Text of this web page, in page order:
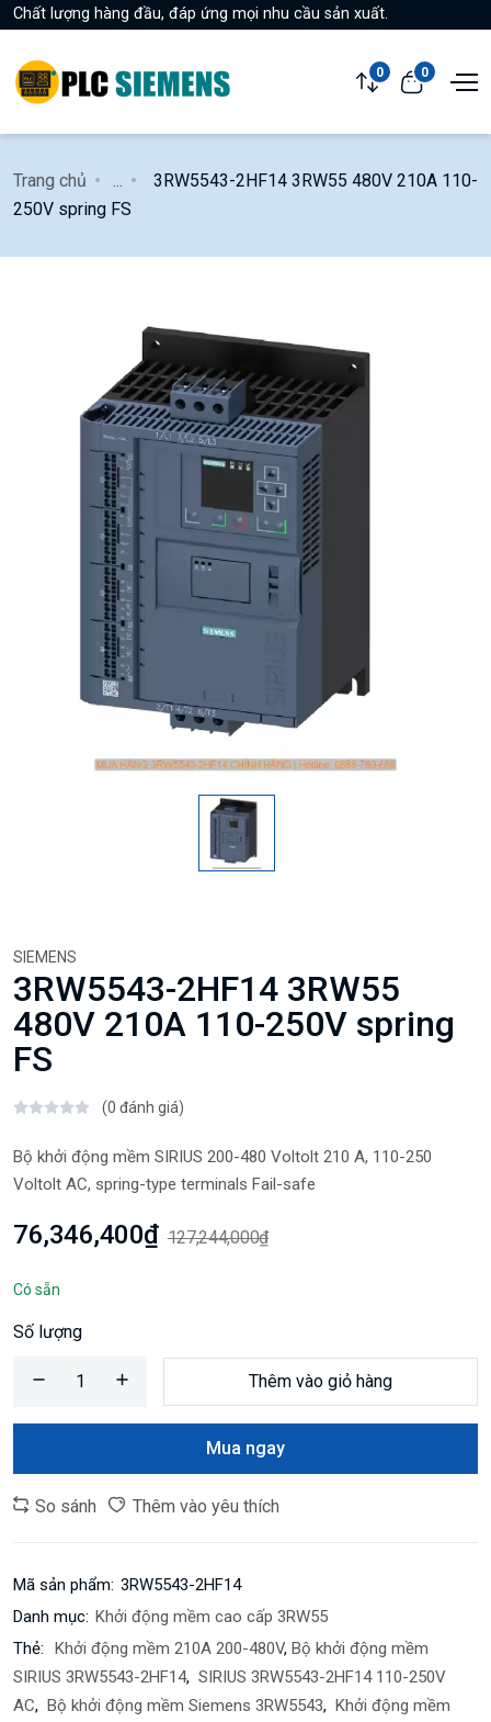
Chất lượng hàng đầu, đáp ứng mọi nhu cầu sản xuất.
0 0
Trang chủ
3RW5543-2HF14 3RW55 480V 210A 110-
250V spring FS
SIEMENS
3RW5543-2HF14 3RW55
480V 210A 110-250V spring
FS
(0 đánh giá)
Bộ khởi động mềm SIRIUS 200-480 Voltolt 210 A, 110-250
Voltolt AC, spring-type terminals Fail-safe
76,346,400₫ 127,244,000₫
Có sẵn
Số lượng
Thêm vào giỏ hàng
Mua ngay
So sánh Thêm vào yêu thích
Mã sản phẩm: 3RW5543-2HF14
Danh mục: Khởi động mềm cao cấp 3RW55
Thẻ:
Khởi động mềm 210A 200-480V, Bộ khởi động mềm
SIRIUS 3RW5543-2HF14, SIRIUS 3RW5543-2HF14 110-250V
AC, Bộ khởi động mềm Siemens 3RW5543, Khởi động mềm